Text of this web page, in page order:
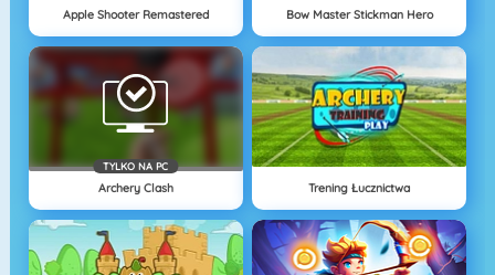
Apple Shooter Remastered Bow Master Stickman Hero
TYLKO NA PC
Archery Clash Trening Łucznictwa